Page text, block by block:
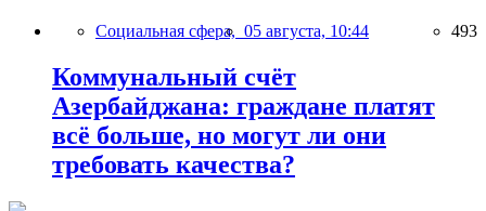
Социальная сфера, 05 августа, 10:44 493
Коммунальный счёт
Азербайджана: граждане платят
всё больше, но могут ли они
требовать качества?